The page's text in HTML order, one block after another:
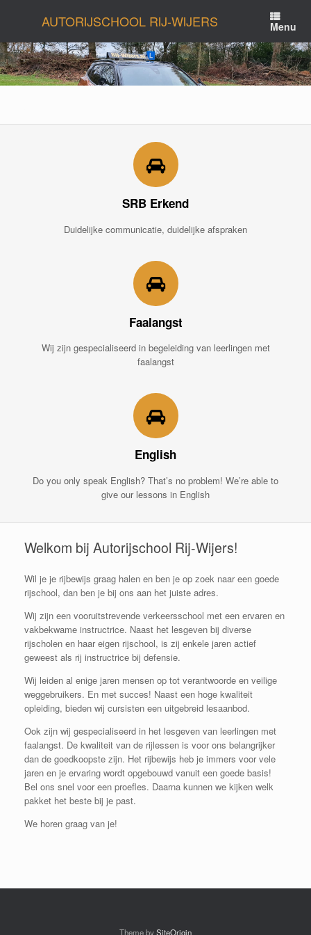
inhoud
AUTORIJSCHOOL RIJ-WIJERS Menu
SRB Erkend
Duidelijke communicatie, duidelijke afspraken
Faalangst
Wij zijn gespecialiseerd in begeleiding van leerlingen met
faalangst
English
Do you only speak English? That’s no problem! We’re able to
give our lessons in English
Welkom bij Autorijschool Rij-Wijers!
Wil je je rijbewijs graag halen en ben je op zoek naar een goede
rijschool, dan ben je bij ons aan het juiste adres.
Wij zijn een vooruitstrevende verkeersschool met een ervaren en
vakbekwame instructrice. Naast het lesgeven bij diverse
rijscholen en haar eigen rijschool, is zij enkele jaren actief
geweest als rij instructrice bij defensie.
Wij leiden al enige jaren mensen op tot verantwoorde en veilige
weggebruikers. En met succes! Naast een hoge kwaliteit
opleiding, bieden wij cursisten een uitgebreid lesaanbod.
Ook zijn wij gespecialiseerd in het lesgeven van leerlingen met
faalangst. De kwaliteit van de rijlessen is voor ons belangrijker
dan de goedkoopste zijn. Het rijbewijs heb je immers voor vele
jaren en je ervaring wordt opgebouwd vanuit een goede basis!
Bel ons snel voor een proefles. Daarna kunnen we kijken welk
pakket het beste bij je past.
We horen graag van je!
Theme bySiteOrigin